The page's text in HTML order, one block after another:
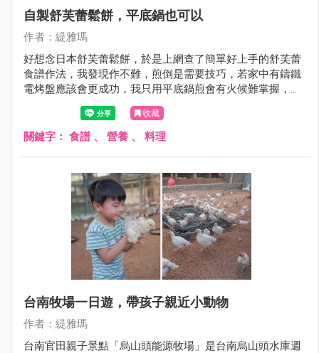
自製舒芙蕾鬆餅，平底鍋也可以
作者：緹雅瑪
好想念日本舒芙蕾鬆餅，於是上網查了簡單好上手的舒芙蕾
食譜作法，我發現作不難，煎倒是需要技巧，若家中有鑄鐵
電烤盤應該會更成功，我只用平底鍋煎會有火候難掌握，會
造成部份微焦的色不均問題！！不選大約作到第3次，只要
小小火煎控制得好，就能煎得很美了。
收藏
關鍵字： 食譜 、 營養 、 料理
台南牧場一日遊，帶孩子親近小動物
作者：緹雅瑪
台南官田親子景點「烏山頭能源牧場」是台南烏山頭水庫週